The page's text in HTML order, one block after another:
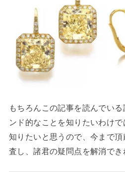
もちろんこの記事を読んでい
ンド的なことを知りたいわけ
知りたいと思うので、今まで
査し、諸君の疑問点を解消でき